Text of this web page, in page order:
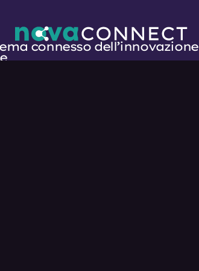
connesso dell’innovazione